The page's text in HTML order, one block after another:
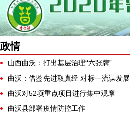
政情
山西曲沃：打出基层治理“六张牌”
曲沃：借鉴先进取真经 对标一流谋发展
曲沃对52项重点项目进行集中观摩
曲沃县部署疫情防控工作